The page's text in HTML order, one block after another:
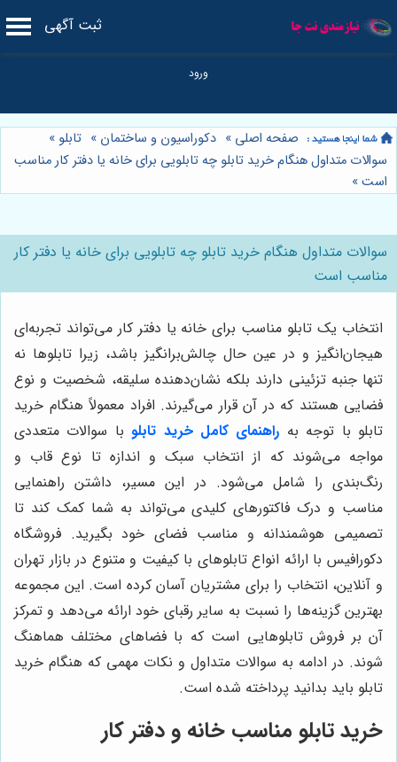
ثبت آگهی
صفحه اصلی » دکوراسیون و ساختمان » تابلو »
سوالات متداول هنگام خرید تابلو چه تابلویی برای خانه یا دفتر کار مناسب
است»
سوالات متداول هنگام خرید تابلو چه تابلویی برای خانه یا دفتر کار
مناسب است
انتخاب یک تابلو مناسب برای خانه یا دفتر کار می‌تواند تجربه‌ای
هیجان‌انگیز و در عین حال چالش‌برانگیز باشد، زیرا تابلوها نه
تنها جنبه تزئینی دارند بلکه نشان‌دهنده سلیقه، شخصیت و نوع
فضایی هستند که در آن قرار می‌گیرند. افراد معمولاً هنگام خرید
تابلو با توجه به راهنمای کامل خرید تابلوبا سوالات متعددی
مواجه می‌شوند که از انتخاب سبک و اندازه تا نوع قاب و
رنگ‌بندی را شامل می‌شود. در این مسیر، داشتن راهنمایی
مناسب و درک فاکتورهای کلیدی می‌تواند به شما کمک کند تا
تصمیمی هوشمندانه و مناسب فضای خود بگیرید. فروشگاه
دکورافیس با ارائه انواع تابلوهای با کیفیت و متنوع در بازار تهران
و آنلاین، انتخاب را برای مشتریان آسان کرده است. این مجموعه
بهترین گزینه‌ها را نسبت به سایر رقبای خود ارائه می‌دهد و تمرکز
آن بر فروش تابلوهایی است که با فضاهای مختلف هماهنگ
شوند. در ادامه به سوالات متداول و نکات مهمی که هنگام خرید
تابلو باید بدانید پرداخته شده است.
خرید تابلو مناسب خانه و دفتر کار